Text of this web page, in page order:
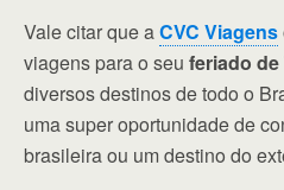
Vale citar que aCVC Viagens
viagens para o seu feriado
diversos destinos de todo o
uma super oportunidade de
brasileira ou um destino do